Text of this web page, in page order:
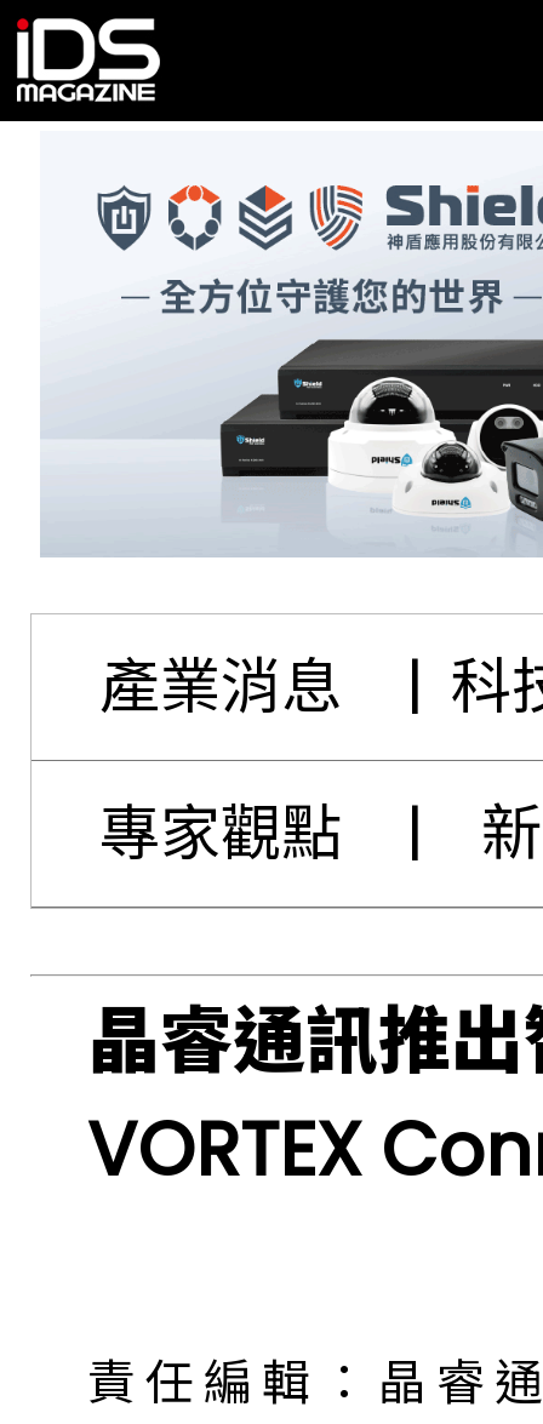
產業消息 | 科
專家觀點
|
晶睿通訊推
VORTEX
責任編輯：晶睿